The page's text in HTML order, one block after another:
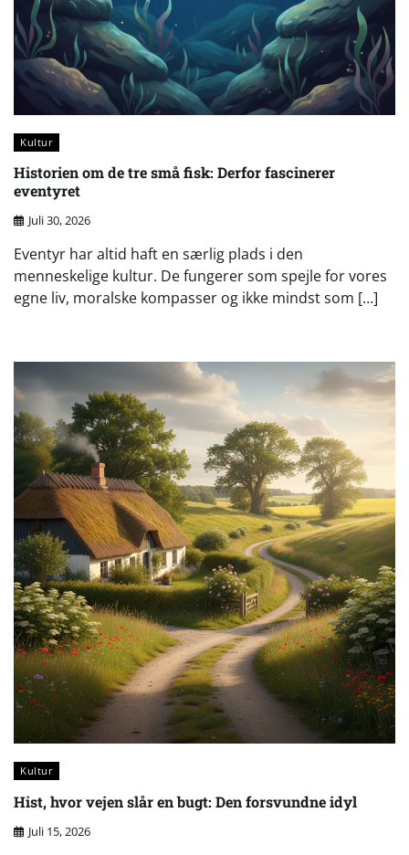
Kultur
Historien om de tre små fisk: Derfor fascinerer
eventyret
Juli 30, 2026
Eventyr har altid haft en særlig plads i den
menneskelige kultur. De fungerer som spejle for vores
egne liv, moralske kompasser og ikke mindst som […]
Kultur
Hist, hvor vejen slår en bugt: Den forsvundne idyl
Juli 15, 2026